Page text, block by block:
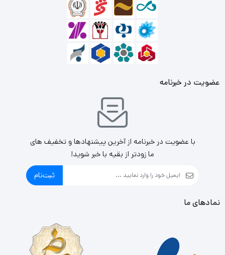
مقاومت در برابر نفوذ گرد و غبار
صفحه کليد با کيفيت و مناسب براي مصارف اداري و
عضویت در خبرنامه
با عضویت در خبرنامه از آخرین پیشنهادها و تخفیف های
ما زودتر از بقیه با خبر شوید!
ثبت‌نام
نمادهای ما